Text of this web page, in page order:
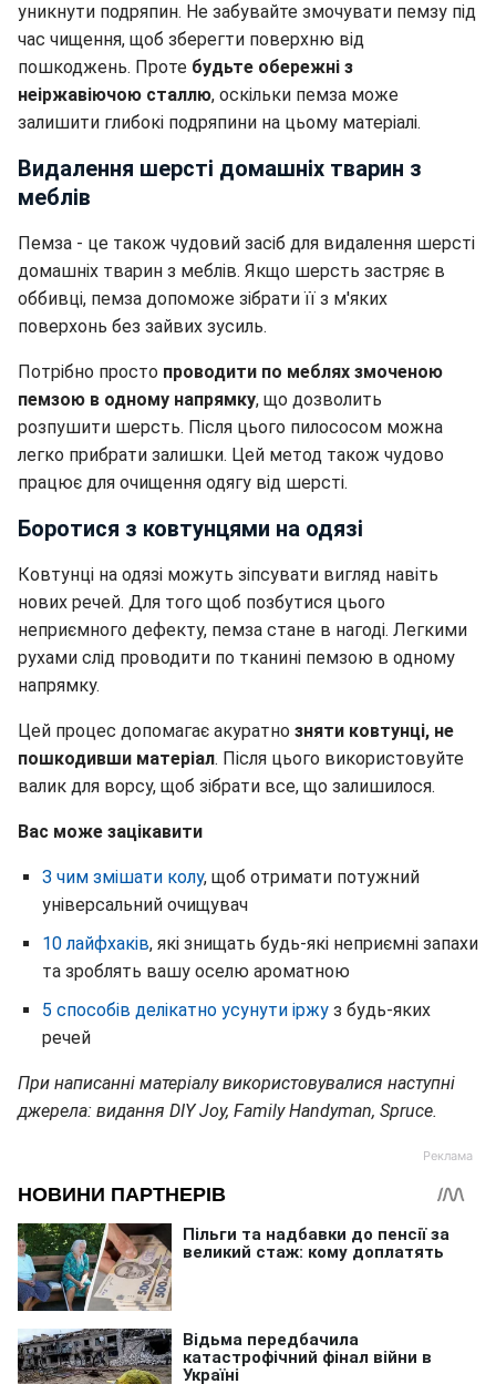
уникнути подряпин. Не забувайте змочувати пемзу під
час чищення, щоб зберегти поверхню від
пошкоджень. Проте будьте обережні з
неіржавіючою сталлю, оскільки пемза може
залишити глибокі подряпини на цьому матеріалі.
Видалення шерсті домашніх тварин з
меблів
Пемза - це також чудовий засіб для видалення шерсті
домашніх тварин з меблів. Якщо шерсть застряє в
оббивці, пемза допоможе зібрати її з м'яких
поверхонь без зайвих зусиль.
Потрібно просто проводити по меблях змоченою
пемзою в одному напрямку, що дозволить
розпушити шерсть. Після цього пилососом можна
легко прибрати залишки. Цей метод також чудово
працює для очищення одягу від шерсті.
Боротися з ковтунцями на одязі
Ковтунці на одязі можуть зіпсувати вигляд навіть
нових речей. Для того щоб позбутися цього
неприємного дефекту, пемза стане в нагоді. Легкими
рухами слід проводити по тканині пемзою в одному
напрямку.
Цей процес допомагає акуратно зняти ковтунці, не
пошкодивши матеріал. Після цього використовуйте
валик для ворсу, щоб зібрати все, що залишилося.
Вас може зацікавити
З чим змішати колу, щоб отримати потужний
універсальний очищувач
10 лайфхаків, які знищать будь-які неприємні запахи
та зроблять вашу оселю ароматною
5 способів делікатно усунути іржу з будь-яких
речей
При написанні матеріалу використовувалися наступні
джерела: видання DIY Joy, Family Handyman, Spruce.